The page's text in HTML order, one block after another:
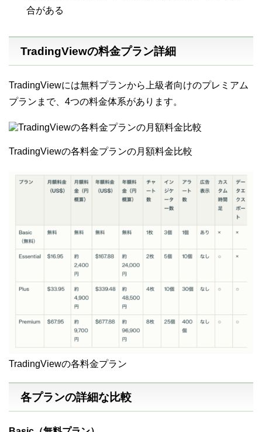
合がある
TradingViewの料金プラン詳細
TradingViewには無料プランから上級者向けのプレミアム
プランまで、4つの料金体系があります。
TradingViewの各料金プランの月額料金比較
TradingViewの各料金プラン
各プランの詳細な比較